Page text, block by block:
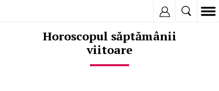
Horoscopul săptămânii
viitoare